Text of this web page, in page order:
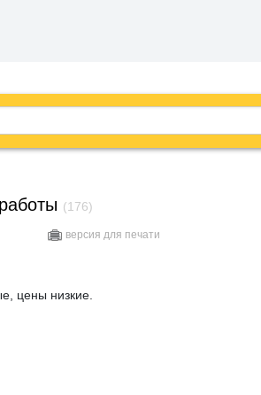
(176)
версия для печати
цены низкие.